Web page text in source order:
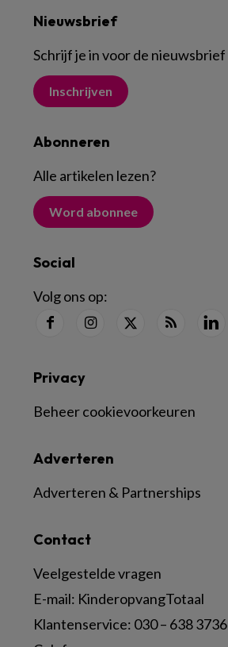
Nieuwsbrief
Schrijf je in voor de nieuwsbrief
Inschrijven
Abonneren
Alle artikelen lezen?
Word abonnee
Social
Volg ons op:
Contact
Veelgestelde vragen
E-mail: KinderopvangTotaal
Klantenservice: 030 – 638 3736
Adverteren
Adverteren & Partnerships
Privacy
Beheer cookievoorkeuren